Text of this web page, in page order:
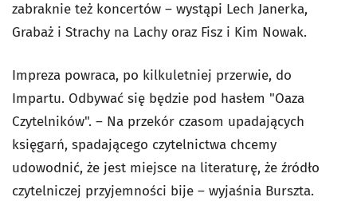
zabraknie też koncertów – wystąpi Lech Janerka,
Grabaż i Strachy na Lachy oraz Fisz i Kim Nowak.
Impreza powraca, po kilkuletniej przerwie, do
Impartu. Odbywać się będzie pod hasłem "Oaza
Czytelników". – Na przekór czasom upadających
księgarń, spadającego czytelnictwa chcemy
udowodnić, że jest miejsce na literaturę, że źródło
czytelniczej przyjemności bije – wyjaśnia Burszta.